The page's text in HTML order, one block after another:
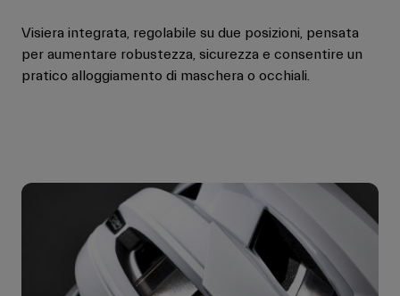
Visiera integrata, regolabile su due posizioni, pensata
per aumentare robustezza, sicurezza e consentire un
pratico alloggiamento di maschera o occhiali.